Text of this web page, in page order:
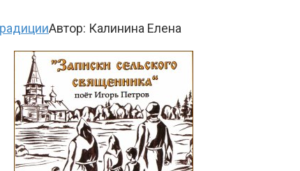
Автор: Калинина Елена